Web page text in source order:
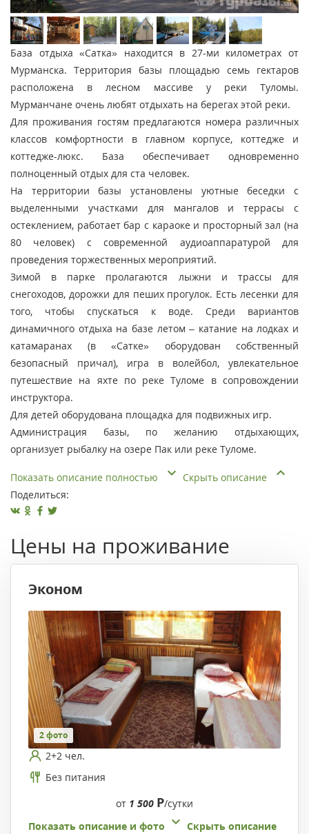
База отдыха «Сатка» находится в 27-ми километрах от
Мурманска. Территория базы площадью семь гектаров
расположена в лесном массиве у реки Туломы.
Мурманчане очень любят отдыхать на берегах этой реки.
Для проживания гостям предлагаются номера различных
классов комфортности в главном корпусе, коттедже и
коттедже-люкс. База обеспечивает одновременно
полноценный отдых для ста человек.
На территории базы установлены уютные беседки с
выделенными участками для мангалов и террасы с
остеклением, работает бар с караоке и просторный зал (на
80 человек) с современной аудиоаппаратурой для
проведения торжественных мероприятий.
Зимой в парке пролагаются лыжни и трассы для
снегоходов, дорожки для пеших прогулок. Есть лесенки для
того, чтобы спускаться к воде. Среди вариантов
динамичного отдыха на базе летом – катание на лодках и
катамаранах (в «Сатке» оборудован собственный
безопасный причал), игра в волейбол, увлекательное
путешествие на яхте по реке Туломе в сопровождении
инструктора.
Для детей оборудована площадка для подвижных игр.
Администрация базы, по желанию отдыхающих,
организует рыбалку на озере Пак или реке Туломе.
Показать описание полностью
Скрыть описание
Поделиться:
Цены на проживание
Эконом
2 фото
2+2 чел.
Без питания
от 1 500 Р/сутки
Показать описание и фото
Скрыть описание